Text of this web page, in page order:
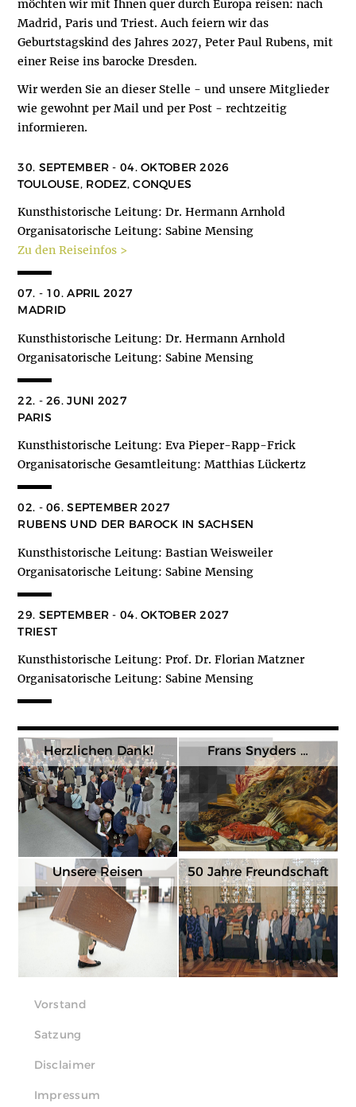
möchten wir mit Ihnen quer durch Europa reisen: nach
Madrid, Paris und Triest. Auch feiern wir das
Geburtstagskind des Jahres 2027, Peter Paul Rubens, mit
einer Reise ins barocke Dresden.
Wir werden Sie an dieser Stelle - und unsere Mitglieder
wie gewohnt per Mail und per Post - rechtzeitig
informieren.
30. SEPTEMBER - 04. OKTOBER 2026
TOULOUSE, RODEZ, CONQUES
Kunsthistorische Leitung: Dr. Hermann Arnhold
Organisatorische Leitung: Sabine Mensing
Zu den Reiseinfos >
07. - 10. APRIL 2027
MADRID
Kunsthistorische Leitung: Dr. Hermann Arnhold
Organisatorische Leitung: Sabine Mensing
22. - 26. JUNI 2027
PARIS
Kunsthistorische Leitung: Eva Pieper-Rapp-Frick
Organisatorische Gesamtleitung: Matthias Lückertz
02. - 06. SEPTEMBER 2027
RUBENS UND DER BAROCK IN SACHSEN
Kunsthistorische Leitung: Bastian Weisweiler
Organisatorische Leitung: Sabine Mensing
29. SEPTEMBER - 04. OKTOBER 2027
TRIEST
Kunsthistorische Leitung: Prof. Dr. Florian Matzner
Organisatorische Leitung: Sabine Mensing
Herzlichen Dank! Frans Snyders …
Unsere Reisen 50 Jahre Freundschaft
Vorstand
Satzung
Disclaimer
Impressum